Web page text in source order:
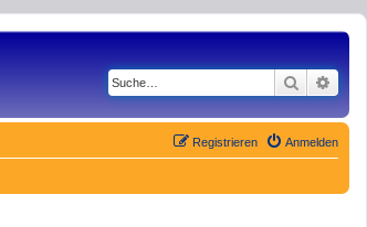
Suche
Anmelden
Registrieren